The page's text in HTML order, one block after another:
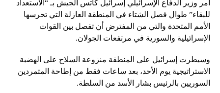
أمر وزير الدفاع الإسرائيلي إسرائيل كاتس الجيش بـ “الاستعداد
للبقاء” طوال فصل الشتاء في المنطقة العازلة التي تحرسها
الأمم المتحدة والتي من المفترض أن تفصل بين القوات
الإسرائيلية والسورية في مرتفعات الجولان.
وسيطرت إسرائيل على المنطقة منزوعة السلاح على الهضبة
الاستراتيجية يوم الأحد، بعد ساعات فقط من إطاحة المتمردين
السوريين بالرئيس بشار الأسد من السلطة.